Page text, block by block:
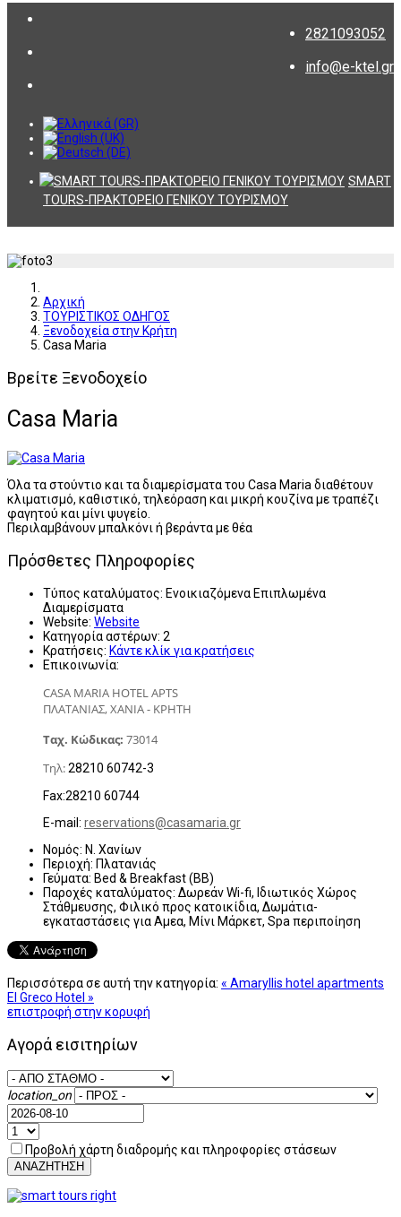
2821093052
info@e-ktel.gr
SMART
TOURS-ΠΡΑΚΤΟΡΕΙΟ ΓΕΝΙΚΟΥ ΤΟΥΡΙΣΜΟΥ
Αρχική
ΤΟΥΡΙΣΤΙΚΟΣ ΟΔΗΓΟΣ
Ξενοδοχεία στην Κρήτη
Casa Maria
Βρείτε Ξενοδοχείο
Casa Maria
Όλα τα στούντιο και τα διαμερίσματα του Casa Maria διαθέτουν
κλιματισμό, καθιστικό, τηλεόραση και μικρή κουζίνα με τραπέζι
φαγητού και μίνι ψυγείο.
Περιλαμβάνουν μπαλκόνι ή βεράντα με θέα
Πρόσθετες Πληροφορίες
Τύπος καταλύματος: Ενοικιαζόμενα Επιπλωμένα
Διαμερίσματα
Website: Website
Κατηγορία αστέρων: 2
Κρατήσεις: Κάντε κλίκ για κρατήσεις
Επικοινωνία:
CASA MARIA HOTEL APTS
ΠΛΑΤΑΝΙΑΣ, ΧΑΝΙΑ - ΚΡΗΤΗ
Ταχ. Κώδικας: 73014
Τηλ:28210 60742-3
Fax:28210 60744
E-mail: reservations@casamaria.gr
Νομός: Ν. Χανίων
Περιοχή: Πλατανιάς
Γεύματα: Bed & Breakfast (BB)
Παροχές καταλύματος: Δωρεάν Wi-fi, Ιδιωτικός Χώρος
Στάθμευσης, Φιλικό προς κατοικίδια, Δωμάτια-
εγκαταστάσεις για Αμεα, Μίνι Μάρκετ, Spa περιποίηση
Περισσότερα σε αυτή την κατηγορία: « Amaryllis hotel apartments
El Greco Hotel »
επιστροφή στην κορυφή
Αγορά εισιτηρίων
location_on
Προβολή χάρτη διαδρομής και πληροφορίες στάσεων
ΑΝΑΖΗΤΗΣΗ